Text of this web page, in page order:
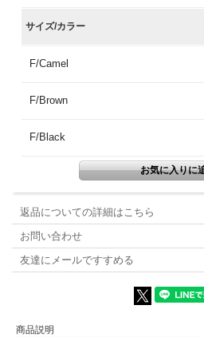
サイズ/カラー
F/Camel
F/Brown
F/Black
返品についての詳細はこちら
お問い合わせ
友達にメールですすめる
商品説明